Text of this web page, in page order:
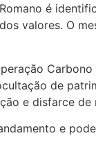
é
valores. O
de
e disfarce
e